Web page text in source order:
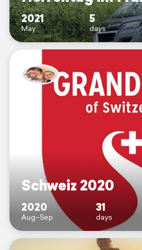
2021
May
5
days
Schweiz 2020
2020
Aug–Sep
31
days